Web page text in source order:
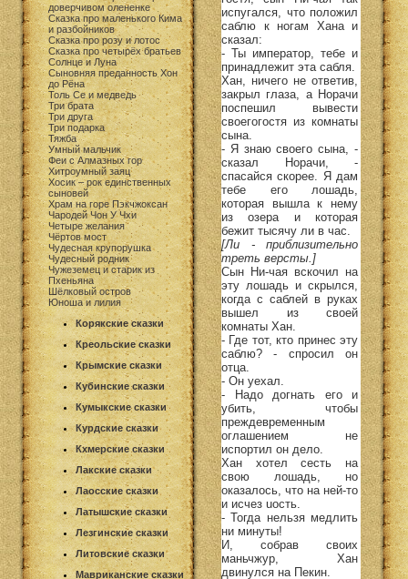
доверчивом олененке
Сказка про маленького Кима
и разбойников
Сказка про розу и лотос
Сказка про четырёх братьев
Солнце и Луна
Сыновняя преданность Хон
до Рёна
Толь Се и медведь
Три брата
Три друга
Три подарка
Тяжба
Умный мальчик
Феи с Алмазных гор
Хитроумный заяц
Хосик – рок единственных
сыновей
Храм на горе Пэкчжоксан
Чародей Чон У Чхи
Четыре желания
Чёртов мост
Чудесная крупорушка
Чудесный родник
Чужеземец и старик из
Пхеньяна
Шёлковый остров
Юноша и лилия
Корякские сказки
Креольские сказки
Крымские сказки
Кубинские сказки
Кумыкские сказки
Курдские сказки
Кхмерские сказки
Лакские сказки
Лаосские сказки
Латышские сказки
Лезгинские сказки
Литовские сказки
Мавриканские сказки
испугался, что положил
саблю к ногам Хана и
сказал:
- Ты император, тебе и
принадлежит эта сабля.
Хан, ничего не ответив,
закрыл глаза, а Норачи
поспешил вывести
своегогостя из комнаты
сына.
- Я знаю своего сына, -
сказал Норачи, -
спасайся скорее. Я дам
тебе его лошадь,
которая вышла к нему
из озера и которая
бежит тысячу ли в час.
[Ли - приблизительно
треть версты.]
Сын Ни-чая вскочил на
эту лошадь и скрылся,
когда с саблей в руках
вышел из своей
комнаты Хан.
- Где тот, кто принес эту
саблю? - спросил он
отца.
- Он уехал.
- Надо догнать его и
убить, чтобы
преждевременным
оглашением не
испортил он дело.
Хан хотел сесть на
свою лошадь, но
оказалось, что на ней-то
и исчез uость.
- Тогда нельзя медлить
ни минуты!
И, собрав своих
маньчжур, Хан
двинулся на Пекин.